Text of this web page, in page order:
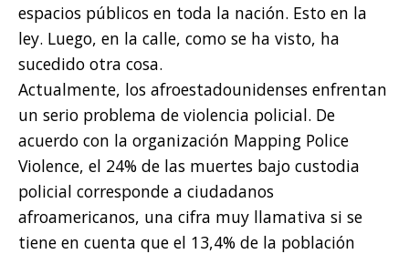
espacios públicos en toda la nación. Esto en la
ley. Luego, en la calle, como se ha visto, ha
sucedido otra cosa.
Actualmente, los afroestadounidenses enfrentan
un serio problema de violencia policial. De
acuerdo con la organización Mapping Police
Violence, el 24% de las muertes bajo custodia
policial corresponde a ciudadanos
afroamericanos, una cifra muy llamativa si se
tiene en cuenta que el 13,4% de la población